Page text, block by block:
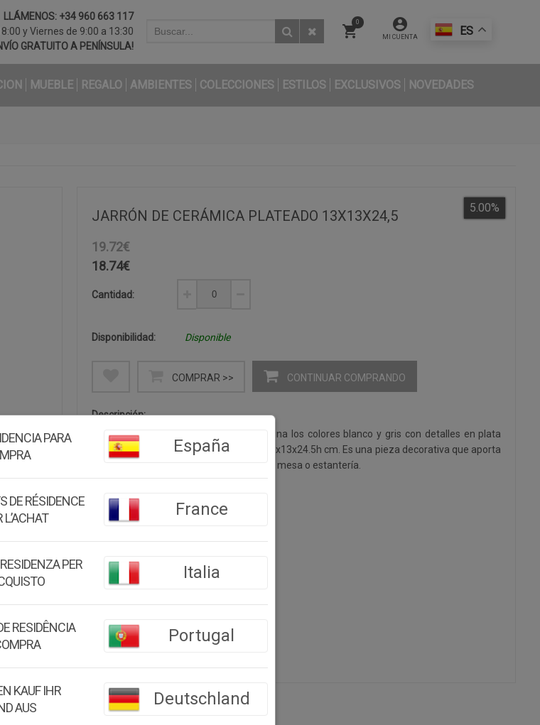
LLÁMENOS: +34 960 663 117
y Viernes de 9:00 a 13:30
GRATUITO A PENÍNSULA!
ES
MI CUENTA
0
MUEBLE REGALO AMBIENTES COLECCIONES ESTILOS EXCLUSIVOS NOVEDADES
JARRÓN DE CERÁMICA PLATEADO 13X13X24,5
19.72€
5.00%
18.74€
Cantidad:
Disponibilidad: Disponible
COMPRAR >> CONTINUAR COMPRANDO
Descripción:
Este jarrón de mesa de cerámica combina los colores blanco y gris con detalles en plata
brillante y mate. Sus dimensiones son 13x13x24.5h cm. Es una pieza decorativa que aporta
un toque de sofisticación y elegancia a tu mesa o estantería.
Medidas: 13x13x24,5h cm
Color:
PARA
España
DE RÉSIDENCE
L’ACHAT
France
PER
Italia
RESIDÊNCIA
Portugal
KAUF IHR
AUS
Deutschland